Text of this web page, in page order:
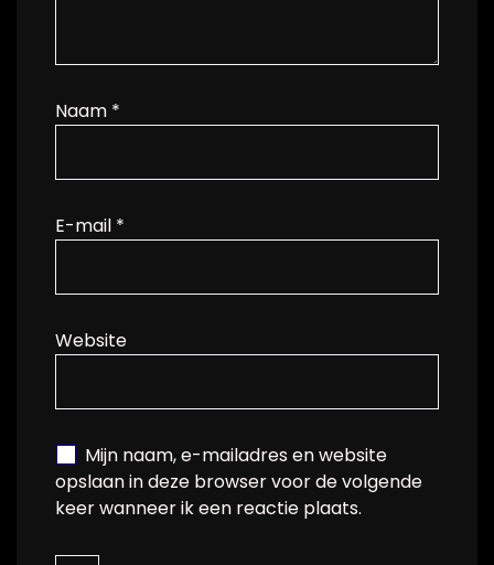
Naam *
E-mail *
Website
Mijn naam, e-mailadres en website
opslaan in deze browser voor de volgende
keer wanneer ik een reactie plaats.